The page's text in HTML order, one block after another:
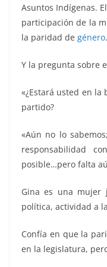
Asuntos Indígenas.
participación de la
la paridad de género.
Y la pregunta sobre
«¿Estará usted en
partido?
«Aún no lo
responsabilidad
posible…pero falta
Gina es una mujer
política, actividad a
Confía en que la
en la legislatura,